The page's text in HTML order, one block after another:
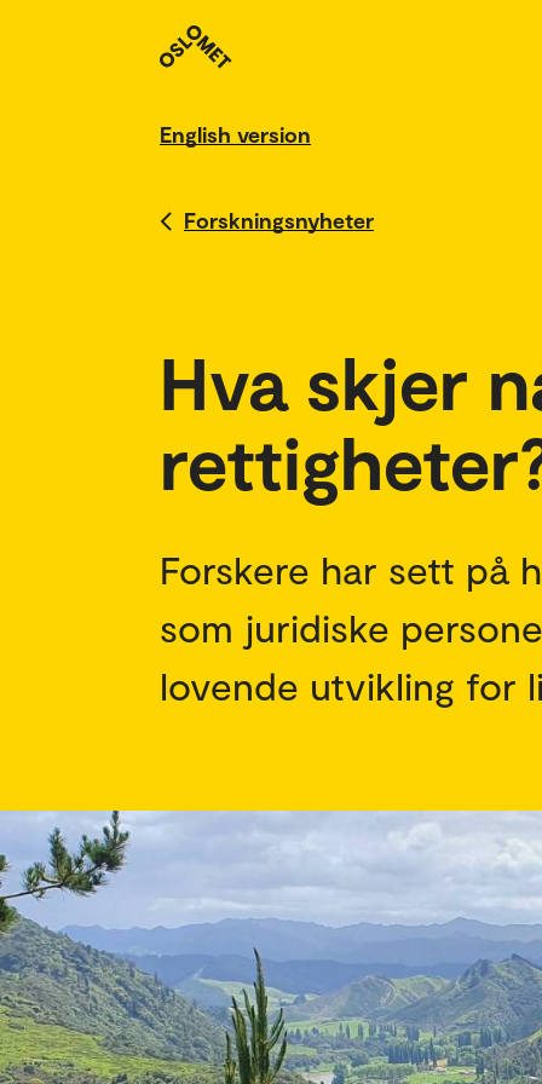
English version
Forskningsnyheter
Hva skjer
Forskere har sett på
som juridiske
lovende utvikling for